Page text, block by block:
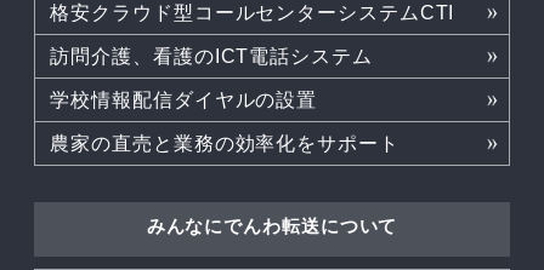
格安クラウド型コールセンターシステムCTI
訪問介護、看護のICT電話システム
学校情報配信ダイヤルの設置
農家の直売と業務の効率化をサポート
みんなにでんわ転送について